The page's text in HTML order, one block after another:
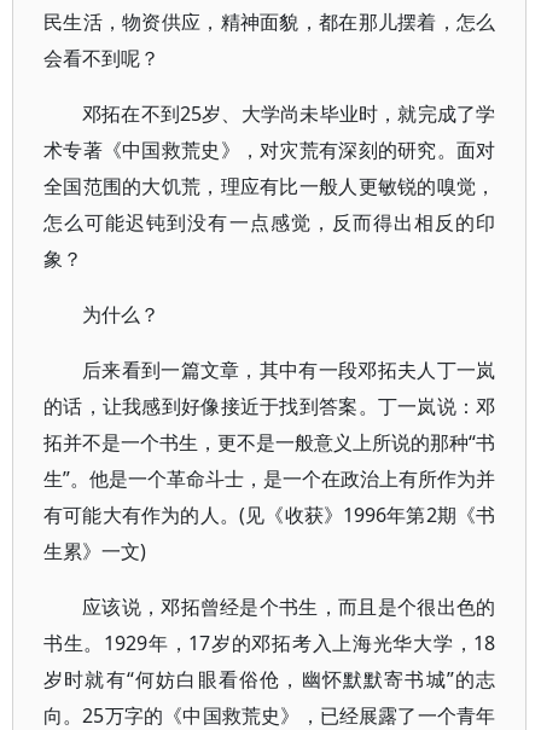
民生活，物资供应，精神面貌，都在那儿摆着，怎么
会看不到呢？
邓拓在不到25岁、大学尚未毕业时，就完成了学
术专著《中国救荒史》，对灾荒有深刻的研究。面对
全国范围的大饥荒，理应有比一般人更敏锐的嗅觉，
怎么可能迟钝到没有一点感觉，反而得出相反的印
象？
为什么？
后来看到一篇文章，其中有一段邓拓夫人丁一岚
的话，让我感到好像接近于找到答案。丁一岚说：邓
拓并不是一个书生，更不是一般意义上所说的那种“书
生”。他是一个革命斗士，是一个在政治上有所作为并
有可能大有作为的人。(见《收获》1996年第2期《书
生累》一文)
应该说，邓拓曾经是个书生，而且是个很出色的
书生。1929年，17岁的邓拓考入上海光华大学，18
岁时就有“何妨白眼看俗伧，幽怀默默寄书城”的志
向。25万字的《中国救荒史》，已经展露了一个青年